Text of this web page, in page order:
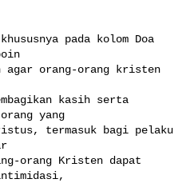
pada kolom Doa
orang-orang kristen
kasih serta
yang
termasuk bagi pelaku
orang Kristen dapat